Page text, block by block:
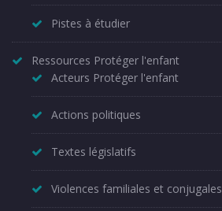
Pistes à étudier
Ressources Protéger l'enfant
Acteurs Protéger l'enfant
Actions politiques
Textes législatifs
Violences familiales et conjugales